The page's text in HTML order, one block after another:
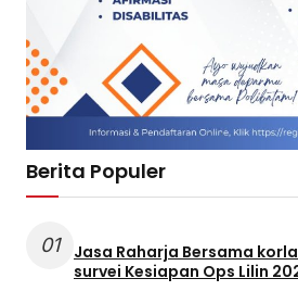
Berita Populer
01
Jasa Raharja Bersama
survei Kesiapan Ops Lilin